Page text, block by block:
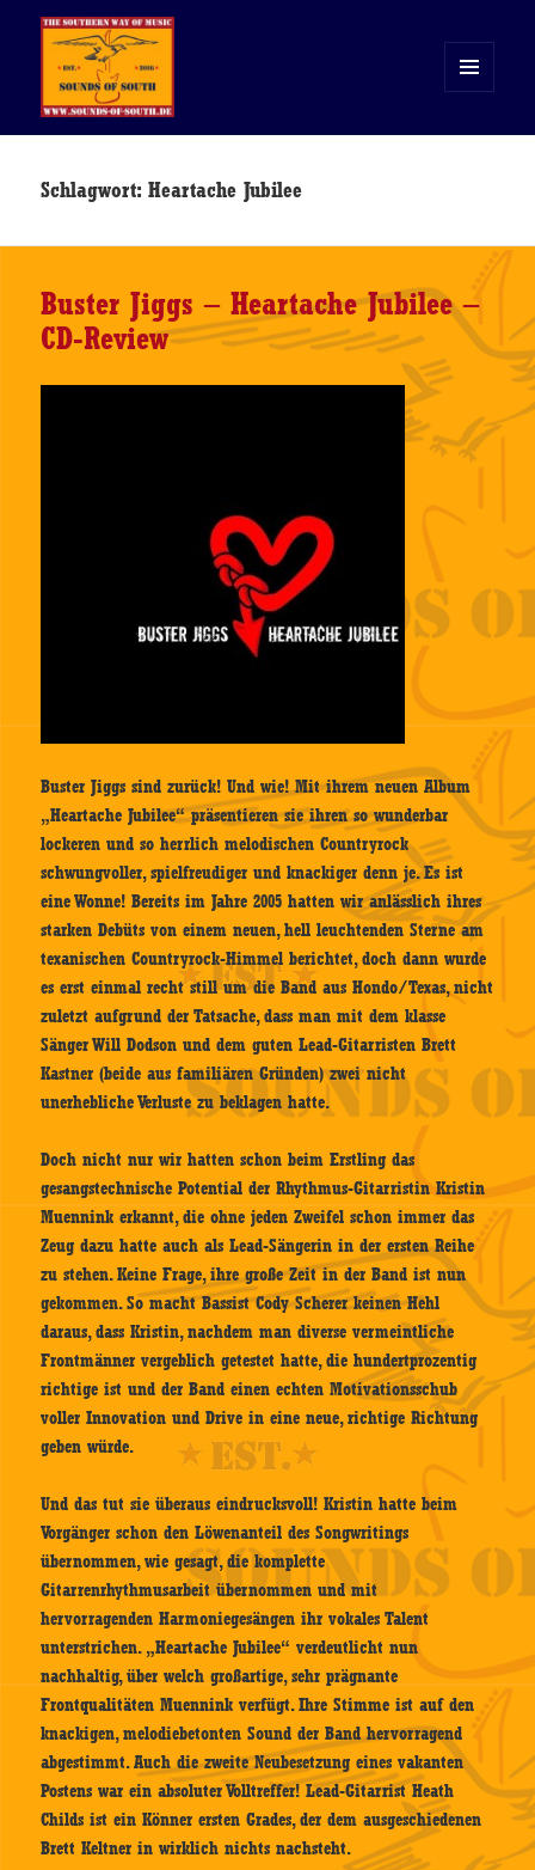
WIDGETS
Schlagwort:Heartache Jubilee
Buster Jiggs – Heartache Jubilee –
CD-Review
Buster Jiggs sind zurück! Und wie! Mit ihrem neuen Album
„Heartache Jubilee“ präsentieren sie ihren so wunderbar
lockeren und so herrlich melodischen Countryrock
schwungvoller, spielfreudiger und knackiger denn je. Es ist
eine Wonne! Bereits im Jahre 2005 hatten wir anlässlich ihres
starken Debüts von einem neuen, hell leuchtenden Sterne am
texanischen Countryrock-Himmel berichtet, doch dann wurde
es erst einmal recht still um die Band aus Hondo/Texas, nicht
zuletzt aufgrund der Tatsache, dass man mit dem klasse
Sänger Will Dodson und dem guten Lead-Gitarristen Brett
Kastner (beide aus familiären Gründen) zwei nicht
unerhebliche Verluste zu beklagen hatte.
Doch nicht nur wir hatten schon beim Erstling das
gesangstechnische Potential der Rhythmus-Gitarristin Kristin
Muennink erkannt, die ohne jeden Zweifel schon immer das
Zeug dazu hatte auch als Lead-Sängerin in der ersten Reihe
zu stehen. Keine Frage, ihre große Zeit in der Band ist nun
gekommen. So macht Bassist Cody Scherer keinen Hehl
daraus, dass Kristin, nachdem man diverse vermeintliche
Frontmänner vergeblich getestet hatte, die hundertprozentig
richtige ist und der Band einen echten Motivationsschub
voller Innovation und Drive in eine neue, richtige Richtung
geben würde.
Und das tut sie überaus eindrucksvoll! Kristin hatte beim
Vorgänger schon den Löwenanteil des Songwritings
übernommen, wie gesagt, die komplette
Gitarrenrhythmusarbeit übernommen und mit
hervorragenden Harmoniegesängen ihr vokales Talent
unterstrichen. „Heartache Jubilee“ verdeutlicht nun
nachhaltig, über welch großartige, sehr prägnante
Frontqualitäten Muennink verfügt. Ihre Stimme ist auf den
knackigen, melodiebetonten Sound der Band hervorragend
abgestimmt. Auch die zweite Neubesetzung eines vakanten
Postens war ein absoluter Volltreffer! Lead-Gitarrist Heath
Childs ist ein Könner ersten Grades, der dem ausgeschiedenen
Brett Keltner in wirklich nichts nachsteht.